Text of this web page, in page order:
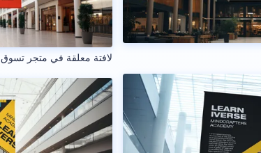
لافتة معلقة في متجر تسوق